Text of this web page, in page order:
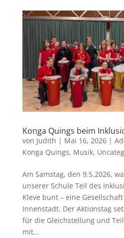
Konga Quings beim
von Judith | Mai 16, 2026|
Konga Quings, Musik,
Am Samstag, den 9.5.2026,
unserer Schule Teil des
Kleve bunt – eine
Innenstadt. Der Aktionstag
für die Gleichstellung und
mit...